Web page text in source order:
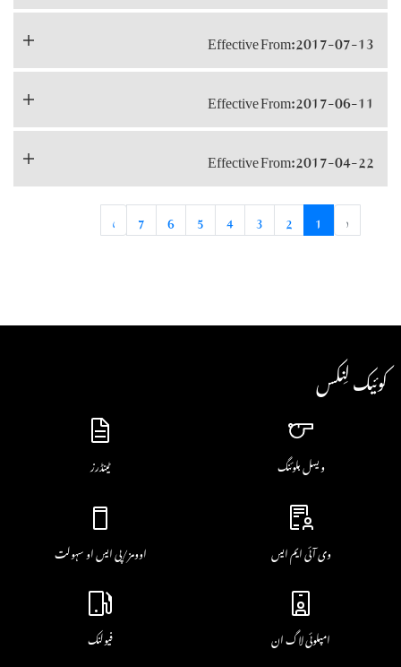
Effective From:2017-07-13
Effective From:2017-06-11
Effective From:2017-04-22
‹
1
2
3
4
5
6
7
›
کوئیک لِنکس
ویسل بلوئنگ ٹینڈرز
وی آئی ایم ایس اوومز/پی ایس او سہولت
امپلوئی لاگ ان فیولنک